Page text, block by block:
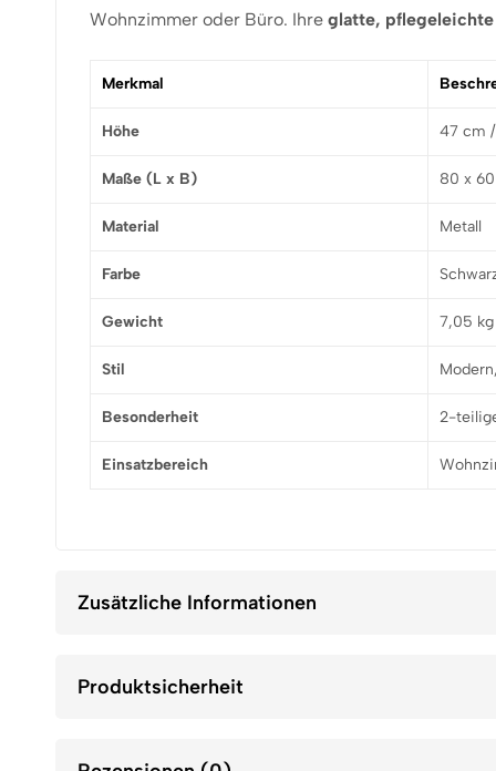
Wohnzimmer oder Büro. Ihre glatte, pflegeleichte
Merkmal
Höhe 47 cm
Maße (L x B) 80 x
Material Metall
Farbe
Gewicht 7,05 kg
Stil
Besonderheit 2-
Einsatzbereich
Zusätzliche Informationen
Produktsicherheit